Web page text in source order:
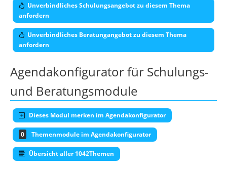
Unverbindliches Schulungsangebot zu diesem Thema
anfordern
Unverbindliches Beratungangebot zu diesem Thema
anfordern
Agendakonfigurator für Schulungs-
und Beratungsmodule
Dieses Modul merken im Agendakonfigurator
0 Themenmodule im Agendakonfigurator
Übersicht aller 1042Themen